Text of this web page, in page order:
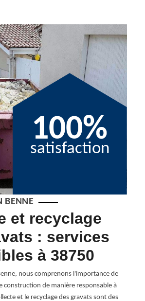
100%
satisfaction
BENNE
et recyclage
: services
à 38750
nous comprenons l'importance de
construction de manière responsable à
et le recyclage des gravats sont des